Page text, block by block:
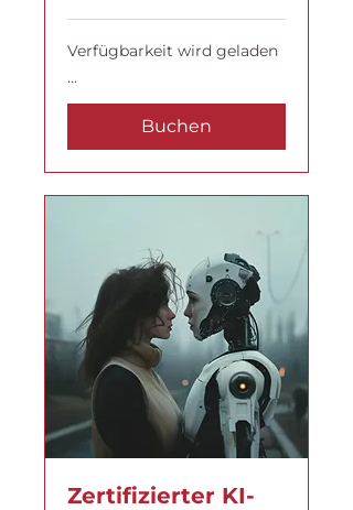
Verfügbarkeit wird geladen
...
Buchen
Zertifizierter KI-